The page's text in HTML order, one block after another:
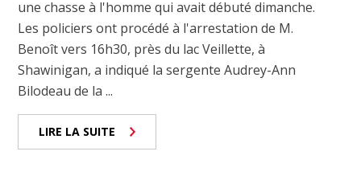
une chasse à l'homme qui avait débuté dimanche.
Les policiers ont procédé à l'arrestation de M.
Benoît vers 16h30, près du lac Veillette, à
Shawinigan, a indiqué la sergente Audrey-Ann
Bilodeau de la ...
LIRE LA SUITE